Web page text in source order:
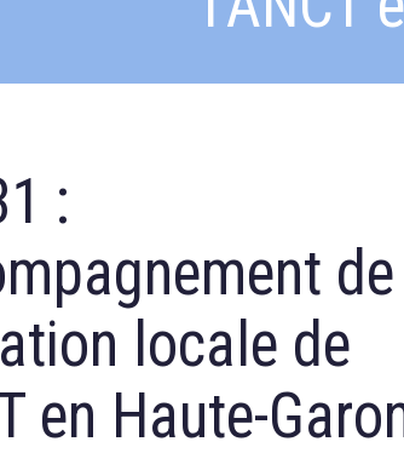
:
locale de
en Haute-